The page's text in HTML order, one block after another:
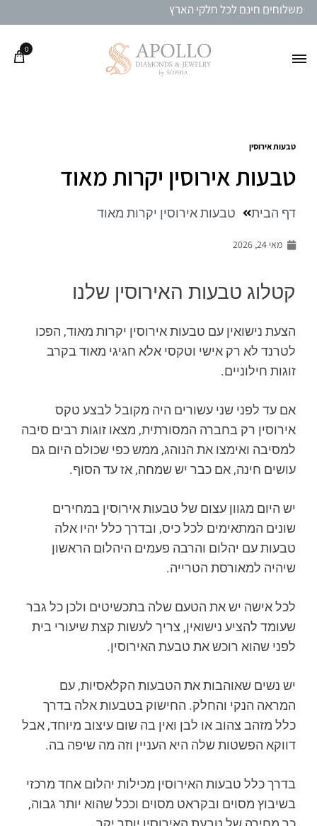
משלוחים חינם לכל חלקי הארץ
0
טבעות אירוסין
טבעות אירוסין יקרות מאוד
דף הבית טבעות אירוסין יקרות מאוד
מאי 24, 2026
קטלוג טבעות האירוסין שלנו
הצעת נישואין עם טבעות אירוסין יקרות מאוד, הפכו
לטרנד לא רק אישי וטקסי אלא חגיגי מאוד בקרב
זוגות חילוניים.
אם עד לפני שני עשורים היה מקובל לבצע טקס
אירוסין רק בחברה המסורתית, מצאו זוגות רבים סיבה
למסיבה ואימצו את הנוהג, ממש כפי שכולם היום גם
עושים חינה, אם כבר יש שמחה, אז עד הסוף.
יש היום מגוון עצום של טבעות אירוסין במחירים
שונים המתאימים לכל כיס, ובדרך כלל יהיו אלה
טבעות עם יהלום והרבה פעמים היהלום הראשון
שיהיה למאורסת הטרייה.
לכל אישה יש את הטעם שלה בתכשיטים ולכן כל גבר
שעומד להציע נישואין, צריך לעשות קצת שיעורי בית
לפני שהוא רוכש את טבעת האירוסין.
יש נשים שאוהבות את הטבעות הקלאסיות, עם
המראה הנקי והחלק. החישוק בטבעות אלה בדרך
כלל מזהב צהוב או לבן ואין בה שום עיצוב מיוחד, אבל
דווקא הפשטות שלה היא העניין וזה מה שיפה בה.
בדרך כלל טבעות האירוסין מכילות יהלום אחד מרכזי
בשיבוץ מסוים ובקראט מסוים וככל שהוא יותר גבוה,